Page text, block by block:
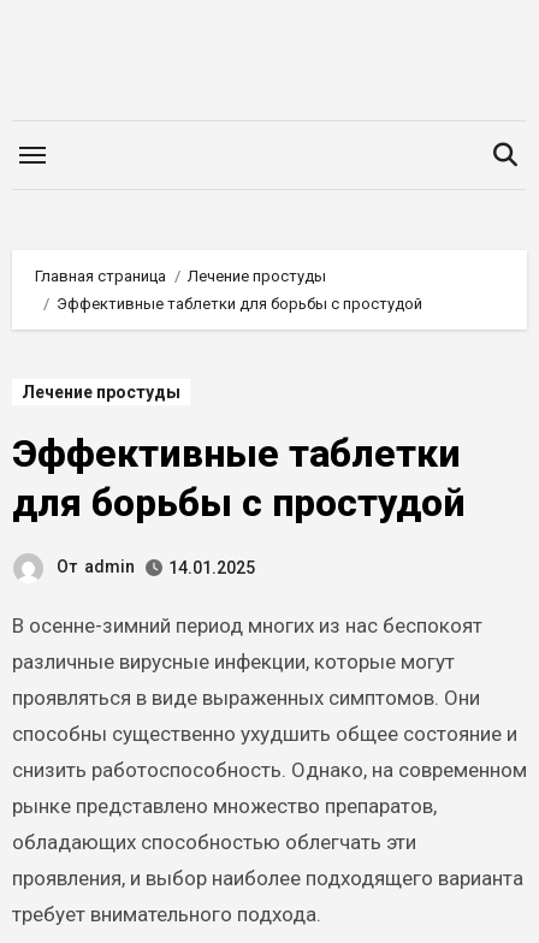
Главная страница
Лечение простуды
Эффективные таблетки для борьбы с простудой
Лечение простуды
Эффективные таблетки
для борьбы с простудой
От admin 14.01.2025
В осенне-зимний период многих из нас беспокоят
различные вирусные инфекции, которые могут
проявляться в виде выраженных симптомов. Они
способны существенно ухудшить общее состояние и
снизить работоспособность. Однако, на современном
рынке представлено множество препаратов,
обладающих способностью облегчать эти
проявления, и выбор наиболее подходящего варианта
требует внимательного подхода.